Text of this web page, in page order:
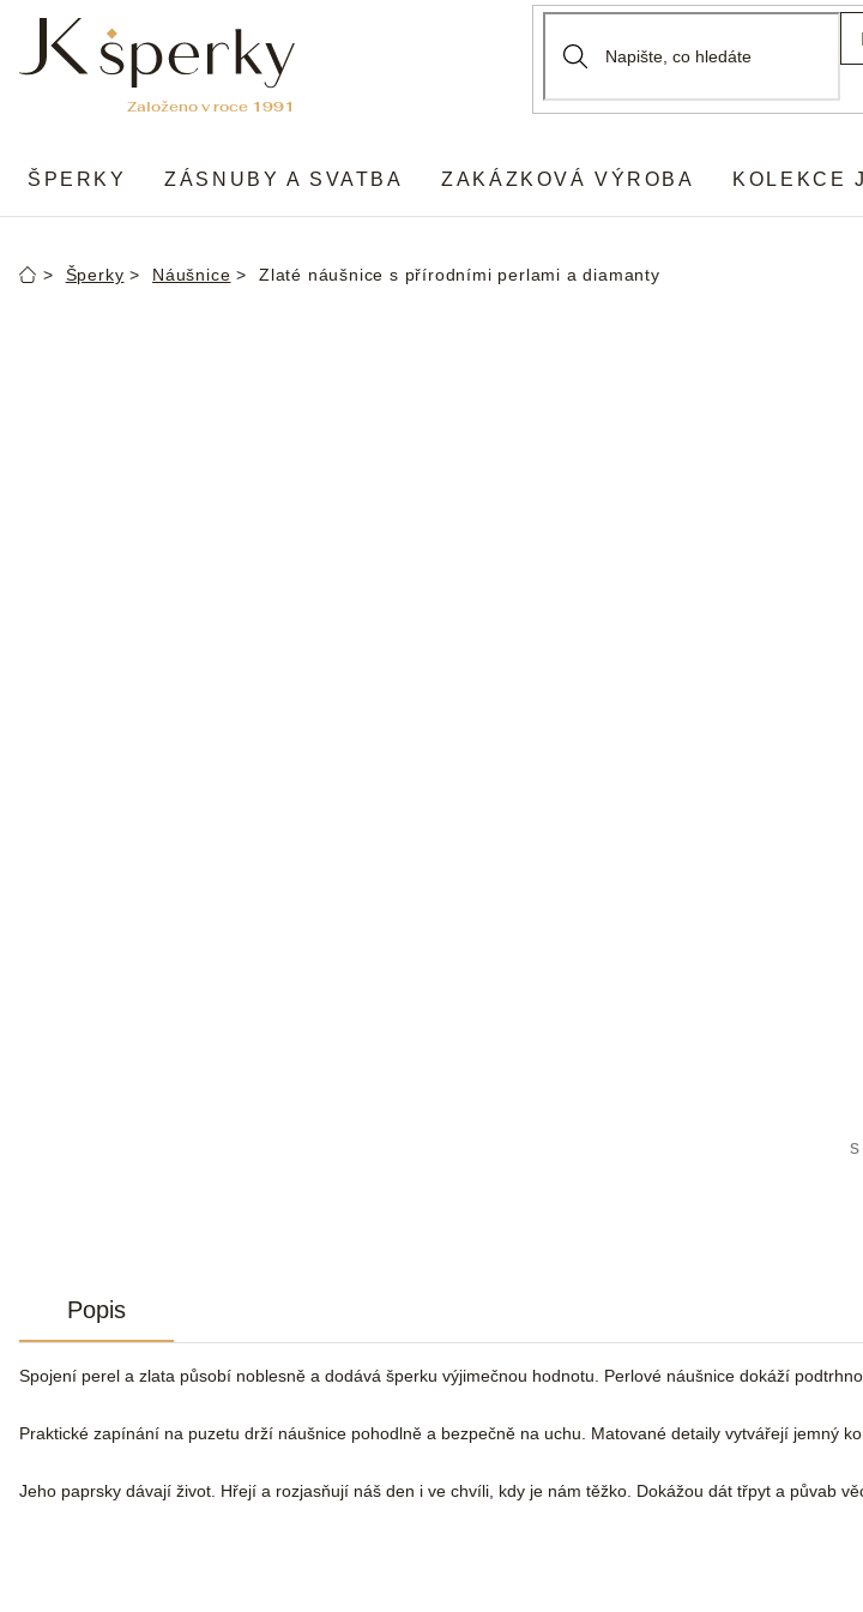
obsah
ŠPERKY ZÁSNUBY A SVATBA ZAKÁZKOVÁ VÝROBA KOLEKCE
DomůŠperky Náušnice Zlaté náušnice s přírodními perlami a diamanty
s
Popis
Spojení perel a zlata působí noblesně a dodává šperku výjimečnou hodnotu. Perlové náušnice dokáží
Praktické zapínání na puzetu drží náušnice pohodlně a bezpečně na uchu. Matované detaily vytvářejí jemný
Jeho paprsky dávají život. Hřejí a rozjasňují náš den i ve chvíli, kdy je nám těžko. Dokážou dát třpyt a půvab